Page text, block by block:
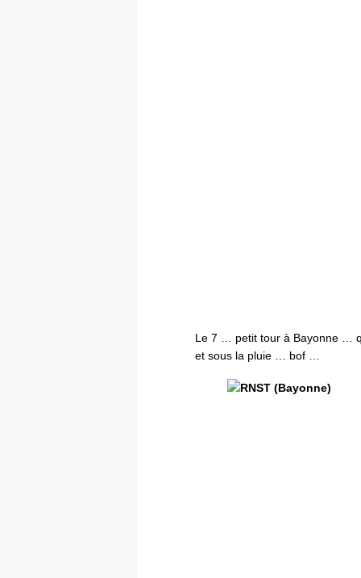
Le 7 … petit tour à Bayonne …
et sous la pluie … bof …